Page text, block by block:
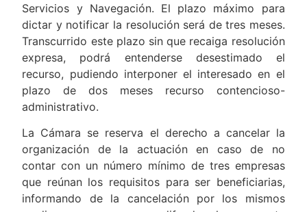
Servicios y Navegación. El plazo máximo para
dictar y notificar la resolución será de tres meses.
Transcurrido este plazo sin que recaiga resolución
expresa, podrá entenderse desestimado el
recurso, pudiendo interponer el interesado en el
plazo de dos meses recurso contencioso-
administrativo.
La Cámara se reserva el derecho a cancelar la
organización de la actuación en caso de no
contar con un número mínimo de tres empresas
que reúnan los requisitos para ser beneficiarias,
informando de la cancelación por los mismos